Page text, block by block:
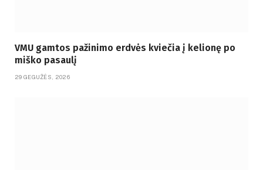
VMU gamtos pažinimo erdvės kviečia į kelionę po
miško pasaulį
29 GEGUŽĖS, 2026